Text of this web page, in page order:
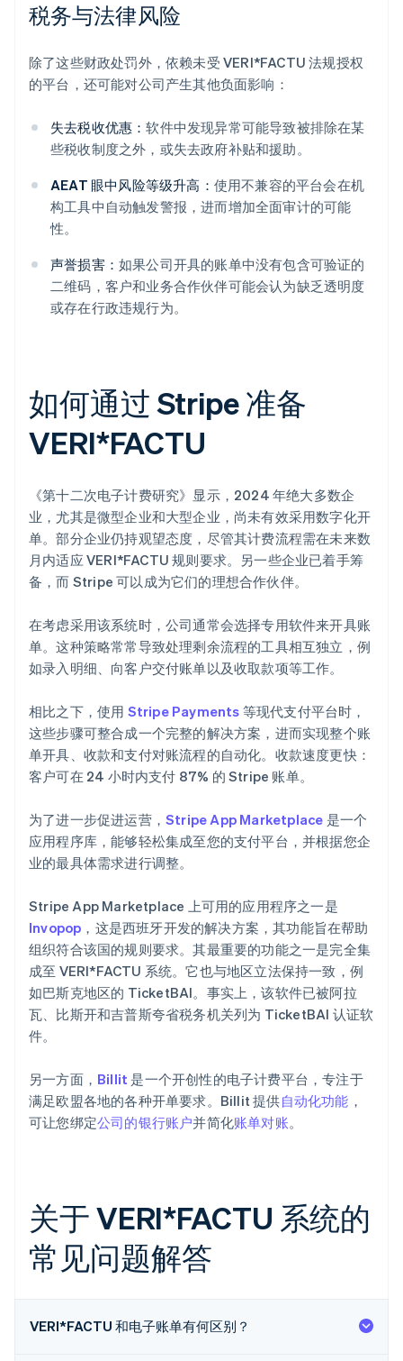
税务与法律风险
除了这些财政处罚外，依赖未受 VERI*FACTU 法规授权
的平台，还可能对公司产生其他负面影响：
失去税收优惠：软件中发现异常可能导致被排除在某
些税收制度之外，或失去政府补贴和援助。
AEAT 眼中风险等级升高： 使用不兼容的平台会在机
构工具中自动触发警报，进而增加全面审计的可能
性。
声誉损害： 如果公司开具的账单中没有包含可验证的
二维码，客户和业务合作伙伴可能会认为缺乏透明度
或存在行政违规行为。
如何通过 Stripe 准备
VERI*FACTU
《第十二次电子计费研究》显示，2024 年绝大多数企
业，尤其是微型企业和大型企业，尚未有效采用数字化开
单。部分企业仍持观望态度，尽管其计费流程需在未来数
月内适应 VERI*FACTU 规则要求。另一些企业已着手筹
备，而 Stripe 可以成为它们的理想合作伙伴。
在考虑采用该系统时，公司通常会选择专用软件来开具账
单。这种策略常常导致处理剩余流程的工具相互独立，例
如录入明细、向客户交付账单以及收取款项等工作。
相比之下，使用 Stripe Payments 等现代支付平台时，
这些步骤可整合成一个完整的解决方案，进而实现整个账
单开具、收款和支付对账流程的自动化。收款速度更快：
客户可在 24 小时内支付 87% 的 Stripe 账单。
为了进一步促进运营， Stripe App Marketplace 是一个
应用程序库，能够轻松集成至您的支付平台，并根据您企
业的最具体需求进行调整。
Stripe App Marketplace 上可用的应用程序之一是
Invopop ，这是西班牙开发的解决方案，其功能旨在帮助
组织符合该国的规则要求。其最重要的功能之一是完全集
成至 VERI*FACTU 系统。它也与地区立法保持一致，例
如巴斯克地区的 TicketBAI。事实上，该软件已被阿拉
瓦、比斯开和吉普斯夸省税务机关列为 TicketBAI 认证软
件。
另一方面， Billit 是一个开创性的电子计费平台，专注于
满足欧盟各地的各种开单要求。Billit 提供自动化功能 ，
可让您绑定公司的银行账户并简化账单对账。
关于 VERI*FACTU 系统的
常见问题解答
VERI*FACTU 和电子账单有何区别？